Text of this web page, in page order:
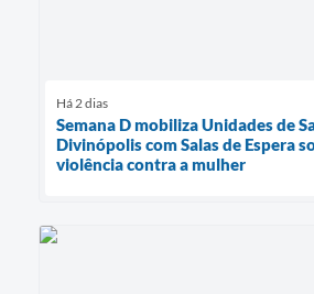
Há 2 dias
Semana D mobiliza Unidades de
Divinópolis com Salas de Espera
violência contra a mulher